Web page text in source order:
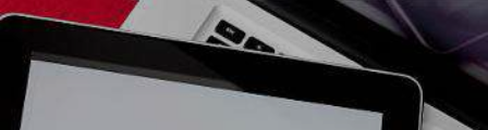
Ми-ми-ми